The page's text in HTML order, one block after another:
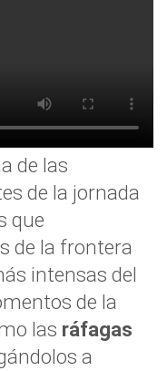
de las
de la jornada
que
de la frontera
intensas del
de la
las ráfagas
a